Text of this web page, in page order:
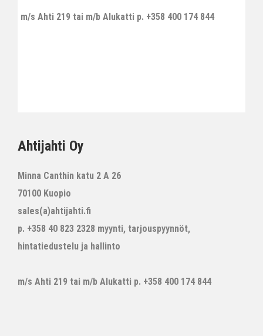
m/s Ahti 219 tai m/b Alukatti p. +358 400 174 844
Ahtijahti Oy
Minna Canthin katu 2 A 26
70100 Kuopio
sales(a)ahtijahti.fi
p. +358 40 823 2328 myynti, tarjouspyynnöt,
hintatiedustelu ja hallinto
m/s Ahti 219 tai m/b Alukatti p. +358 400 174 844